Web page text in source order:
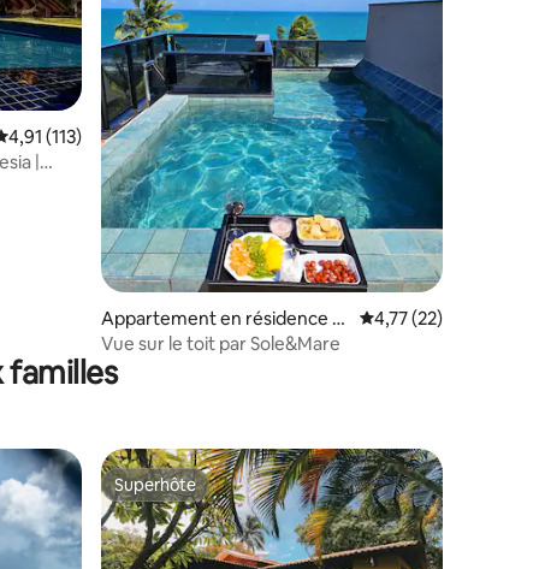
: 4,97 sur 5
moyenne sur la base de 113 commentaires : 4,91 sur 5
4,91 (113)
|
Appartement en résidence ⋅ I
pojuca
Évaluation moyenne
4,77 (22)
Vue sur le toit par Sole&Mare
familles
Superhôte
Superhôte